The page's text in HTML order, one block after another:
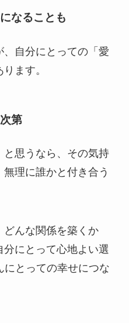
なることも
自分にとっての「愛
ます。
第
と思うなら、その気持
理に誰かと付き合う
んな関係を築くか
にとって心地よい選
とっての幸せにつな